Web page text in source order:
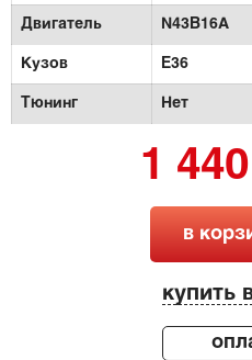
Двигатель N43B16A
Кузов E36
Тюнинг Нет
1
в
купить